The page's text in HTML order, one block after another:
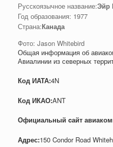
Русскоязычное название:Эйр
Год образования: 1977
Страна:Канада
Фото: Jason Whitebird
Общая информация об
Авиалинии из северных
Код ИАТА:4N
Код ИКАО:ANT
Официальный cайт
Адрес:150 Condor Road